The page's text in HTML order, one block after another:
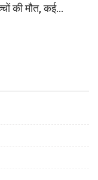
की मौत, कई...